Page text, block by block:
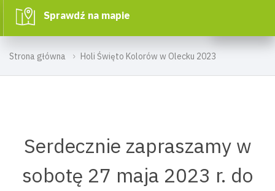
Strona główna Holi Święto Kolorów w Olecku 2023
Sprawdź na mapie
Serdecznie zapraszamy w
sobotę 27 maja 2023 r. do